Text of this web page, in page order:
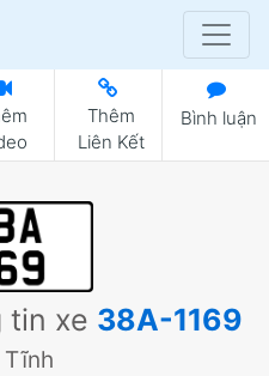
Thêm
Liên Kết
Bình luận
tin xe 38A-1169
Tĩnh